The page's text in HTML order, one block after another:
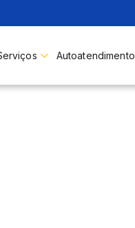
Autoatendimento